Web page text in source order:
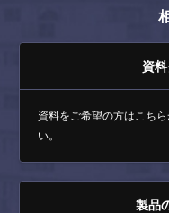
資
資料をご希望の方はこちら
い。
製品